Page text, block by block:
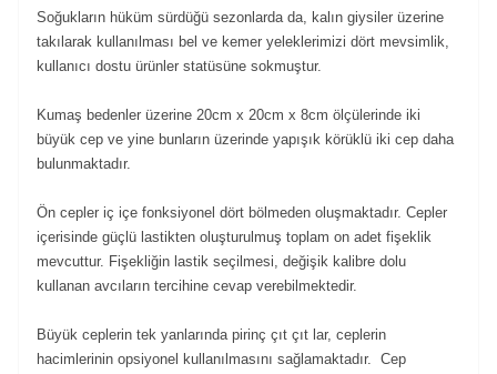
Soğukların hüküm sürdüğü sezonlarda da, kalın giysiler üzerine
takılarak kullanılması bel ve kemer yeleklerimizi dört mevsimlik,
kullanıcı dostu ürünler statüsüne sokmuştur.
Kumaş bedenler üzerine 20cm x 20cm x 8cm ölçülerinde iki
büyük cep ve yine bunların üzerinde yapışık körüklü iki cep daha
bulunmaktadır.
Ön cepler iç içe fonksiyonel dört bölmeden oluşmaktadır. Cepler
içerisinde güçlü lastikten oluşturulmuş toplam on adet fişeklik
mevcuttur. Fişekliğin lastik seçilmesi, değişik kalibre dolu
kullanan avcıların tercihine cevap verebilmektedir.
Büyük ceplerin tek yanlarında pirinç çıt çıt lar, ceplerin
hacimlerinin opsiyonel kullanılmasını sağlamaktadır. Cep